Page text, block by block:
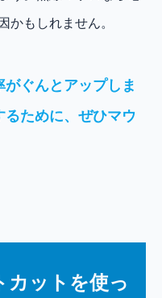
かもしれません。
ぐんとアップしま
ために、ぜひマウ
カットを使っ